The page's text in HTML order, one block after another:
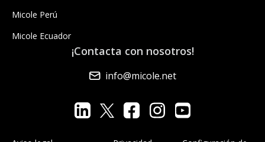
Micole Perú
Micole Ecuador
¡Contacta con nosotros!
info@micole.net